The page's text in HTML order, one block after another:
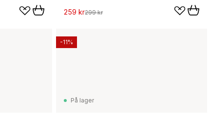
259 kr299 kr
På lager
-11%